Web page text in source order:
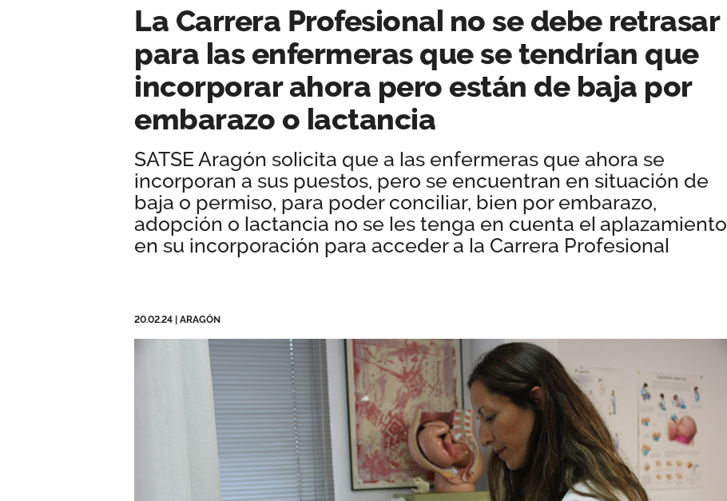
Qué ofrecemos
Actualidad
La Carrera Profesional no se debe retrasar
para las enfermeras que se tendrían que
incorporar ahora pero están de baja por
embarazo o lactancia
SATSE Aragón solicita que a las enfermeras que ahora se
incorporan a sus puestos, pero se encuentran en situación de
baja o permiso, para poder conciliar, bien por embarazo,
adopción o lactancia no se les tenga en cuenta el aplazamiento
en su incorporación para acceder a la Carrera Profesional
20.02.24 ARAGÓN